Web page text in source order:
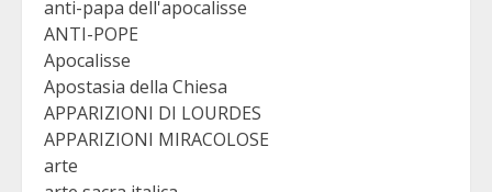
anti-papa dell'apocalisse
ANTI-POPE
Apocalisse
Apostasia della Chiesa
APPARIZIONI DI LOURDES
APPARIZIONI MIRACOLOSE
arte